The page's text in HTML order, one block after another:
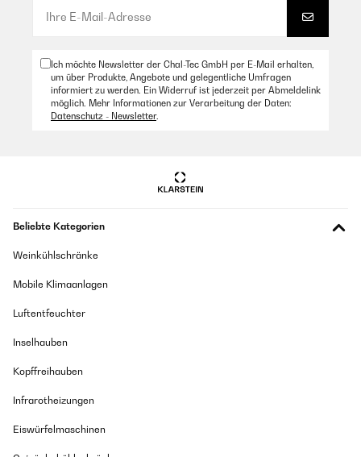
Ich möchte Newsletter der Chal-Tec GmbH per E-Mail erhalten,
um über Produkte, Angebote und gelegentliche Umfragen
informiert zu werden. Ein Widerruf ist jederzeit per Abmeldelink
möglich. Mehr Informationen zur Verarbeitung der Daten:
Datenschutz - Newsletter.
Beliebte Kategorien
Weinkühlschränke
Mobile Klimaanlagen
Luftentfeuchter
Inselhauben
Kopffreihauben
Infrarotheizungen
Eiswürfelmaschinen